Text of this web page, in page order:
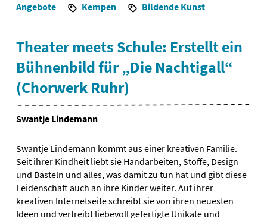
Angebote Kempen Bildende Kunst
Theater meets Schule: Erstellt ein
Bühnenbild für „Die Nachtigall“
(Chorwerk Ruhr)
Swantje Lindemann
Swantje Lindemann kommt aus einer kreativen Familie.
Seit ihrer Kindheit liebt sie Handarbeiten, Stoffe, Design
und Basteln und alles, was damit zu tun hat und gibt diese
Leidenschaft auch an ihre Kinder weiter. Auf ihrer
kreativen Internetseite schreibt sie von ihren neuesten
Ideen und vertreibt liebevoll gefertigte Unikate und